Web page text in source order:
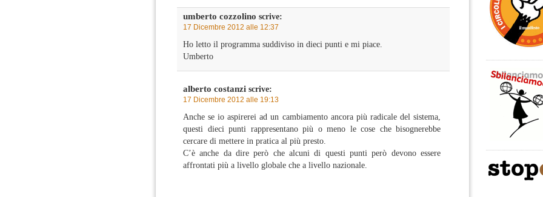
umberto cozzolino scrive:
17 Dicembre 2012 alle 12:37
Ho letto il programma suddiviso in dieci punti e mi piace.
Umberto
alberto costanzi scrive:
17 Dicembre 2012 alle 19:13
Anche se io aspirerei ad un cambiamento ancora più radicale del sistema,
questi dieci punti rappresentano più o meno le cose che bisognerebbe
cercare di mettere in pratica al più presto.
C’è anche da dire però che alcuni di questi punti però devono essere
affrontati più a livello globale che a livello nazionale.